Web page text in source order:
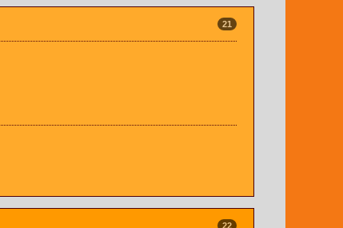
21
22